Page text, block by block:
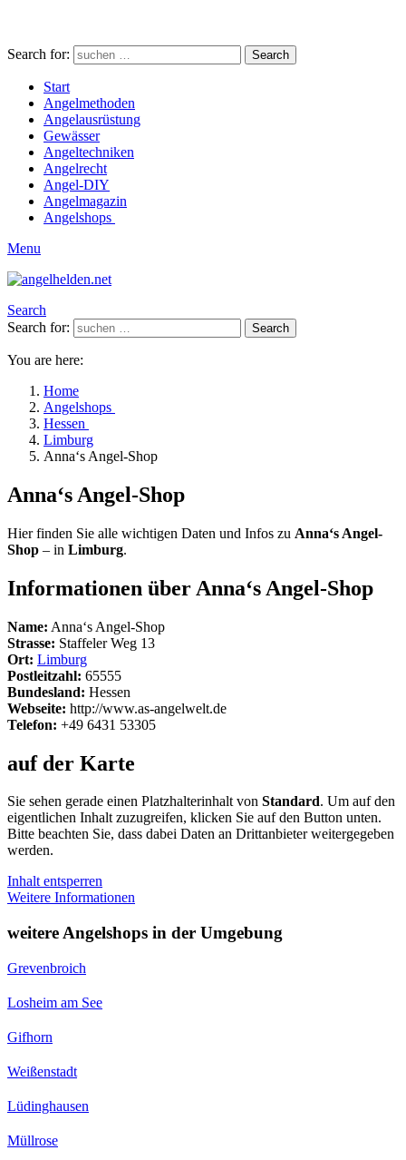
Search for: Search
Start
Angelmethoden
Angelausrüstung
Gewässer
Angeltechniken
Angelrecht
Angel-DIY
Angelmagazin
Angelshops
Menu
Search
Search for:
Search
You are here:
Home
Angelshops
Hessen
Limburg
Anna‘s Angel-Shop
Anna‘s Angel-Shop
Hier finden Sie alle wichtigen Daten und Infos zu Anna‘s Angel-
Shop – in Limburg.
Informationen über Anna‘s Angel-Shop
Name: Anna‘s Angel-Shop
Strasse: Staffeler Weg 13
Ort: Limburg
Postleitzahl: 65555
Bundesland: Hessen
Webseite: http://www.as-angelwelt.de
Telefon: +49 6431 53305
auf der Karte
Sie sehen gerade einen Platzhalterinhalt von Standard. Um auf den
eigentlichen Inhalt zuzugreifen, klicken Sie auf den Button unten.
Bitte beachten Sie, dass dabei Daten an Drittanbieter weitergegeben
werden.
Inhalt entsperren
Weitere Informationen
weitere Angelshops in der Umgebung
Grevenbroich
Losheim am See
Gifhorn
Weißenstadt
Lüdinghausen
Müllrose